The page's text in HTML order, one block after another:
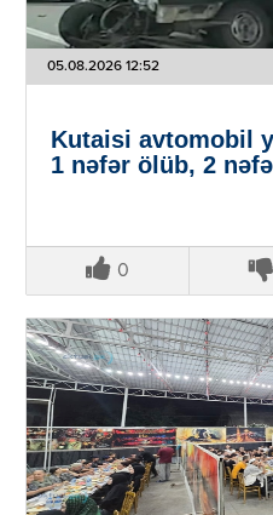
05.08.2026 12:52
Kutaisi avtomobil
1 nəfər ölüb, 2
0